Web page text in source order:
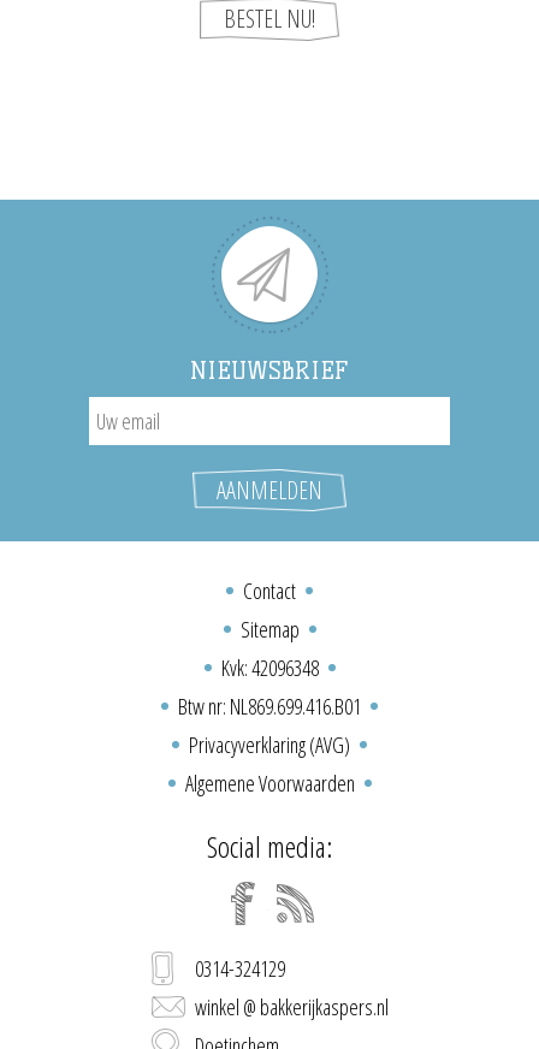
NIEUWSBRIEF
Contact
Sitemap
Kvk: 42096348
Btw nr: NL869.699.416.B01
Privacyverklaring (AVG)
Algemene Voorwaarden
Social media:
0314-324129
winkel @ bakkerijkaspers.nl